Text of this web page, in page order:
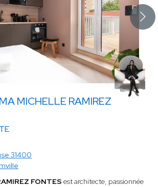
MICHELLE RAMIREZ
31400
FONTES est architecte, passionnée